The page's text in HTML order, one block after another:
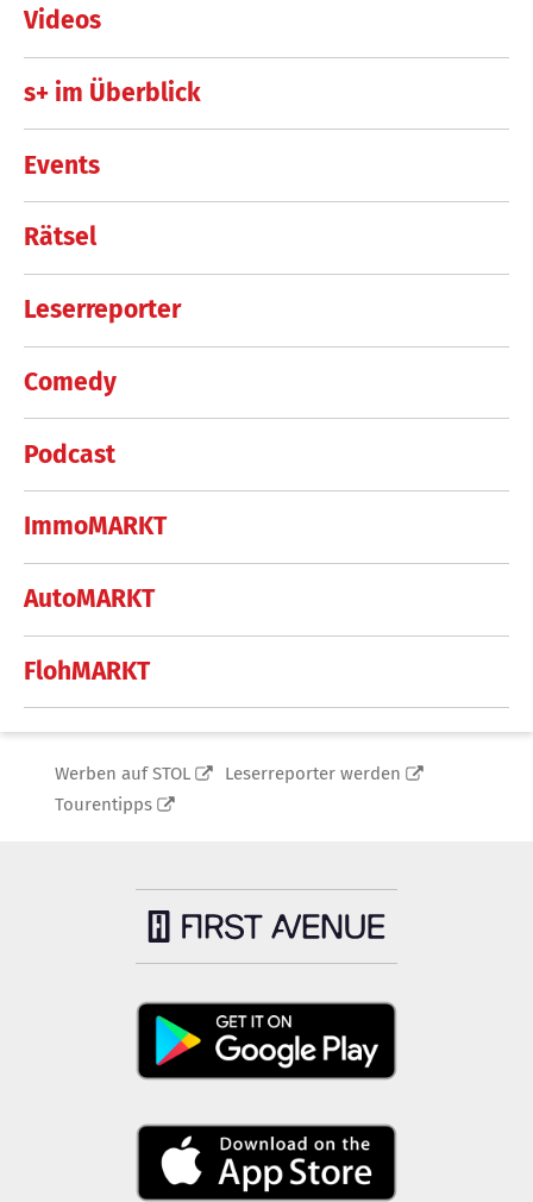
Videos
s+ im Überblick
Events
Rätsel
Leserreporter
Comedy
Podcast
ImmoMARKT
AutoMARKT
FlohMARKT
Werben auf STOL
Leserreporter werden
Tourentipps